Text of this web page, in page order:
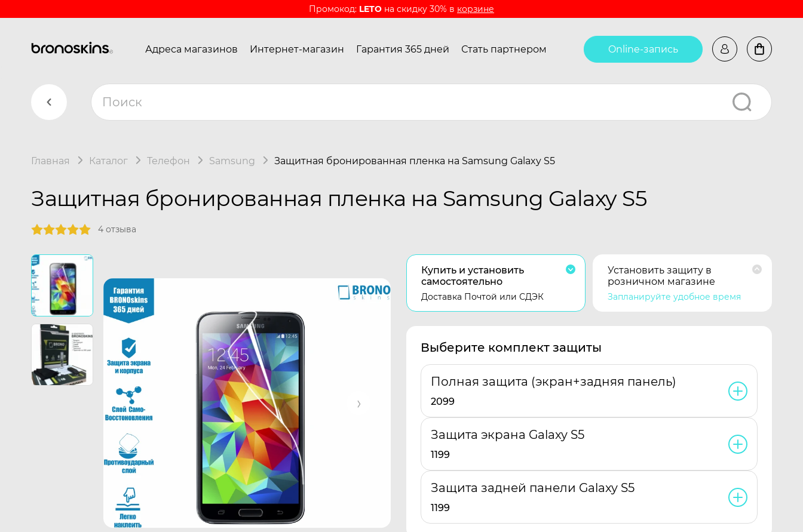
Промокод: LETO на скидку 30% в корзине
Адреса магазинов Интернет-магазин Гарантия 365 дней Стать партнером Online-запись
Главная Каталог Телефон Samsung Защитная бронированная пленка на Samsung Galaxy S5
Защитная бронированная пленка на Samsung Galaxy S5
4 отзыва
Купить и установить
самостоятельно
Доставка Почтой или СДЭК
Установить защиту в
розничном магазине
Запланируйте удобное время
Выберите комплект защиты
Полная защита (экран+задняя панель)
2099
Защита экрана Galaxy S5
1199
Защита задней панели Galaxy S5
1199